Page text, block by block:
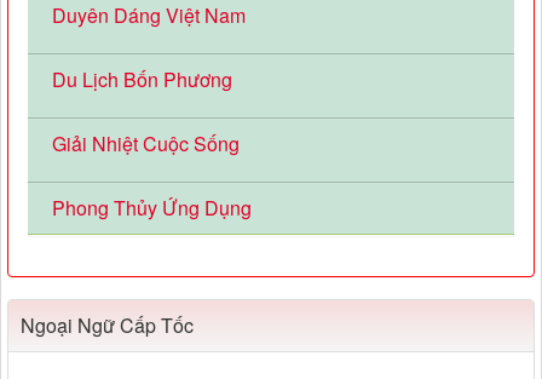
Duyên Dáng Việt Nam
Du Lịch Bốn Phương
Giải Nhiệt Cuộc Sống
Phong Thủy Ứng Dụng
Ngoại Ngữ Cấp Tốc